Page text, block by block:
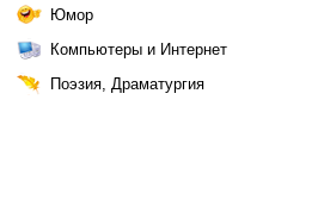
Юмор
Компьютеры и Интернет
Поэзия, Драматургия